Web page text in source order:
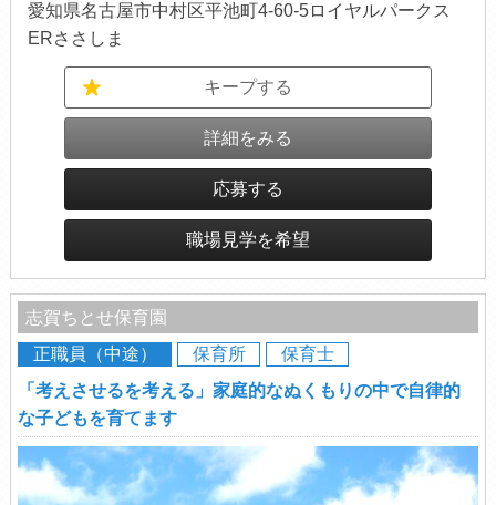
愛知県名古屋市中村区平池町4-60-5ロイヤルパークス
ERささしま
キープする
詳細をみる
応募する
職場見学を希望
志賀ちとせ保育園
正職員（中途）
保育所
保育士
「考えさせるを考える」家庭的なぬくもりの中で自律的
な子どもを育てます